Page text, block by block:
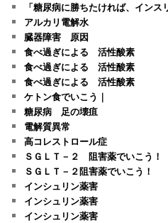
「糖尿病に勝ちたければ、イン
アルカリ電解水
臓器障害 原因
食べ過ぎによる 活性酸素
食べ過ぎによる 活性酸素
食べ過ぎによる 活性酸素
ケトン食でいこう｜
糖尿病 足の壊疽
電解質異常
高コレストロール症
ＳＧＬＴ－２ 阻害薬でいこう！
ＳＧＬＴ－２阻害薬でいこう！
インシュリン薬害
インシュリン薬害
インシュリン薬害